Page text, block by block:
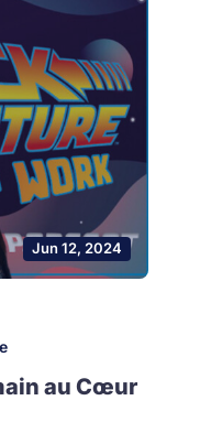
Jun 12, 2024
au Cœur